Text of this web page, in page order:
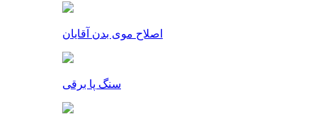
اصلاح موی بدن آقایان
سنگ پا برقی